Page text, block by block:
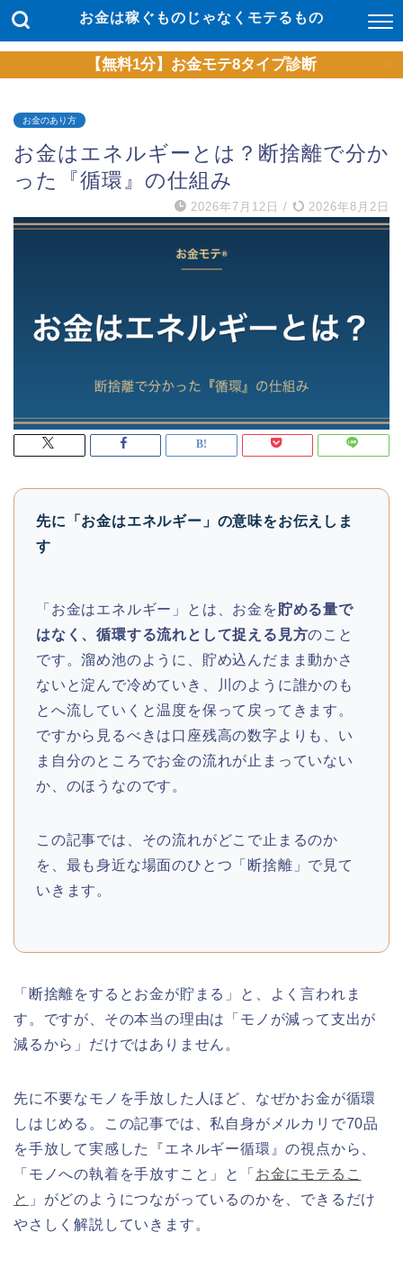
お金は稼ぐものじゃなくモテるもの
【無料1分】お金モテ8タイプ診断
お金のあり方
お金はエネルギーとは？断捨離で分か
った『循環』の仕組み
2026年7月12日 / 2026年8月2日
先に「お金はエネルギー」の意味をお伝えしま
す
「お金はエネルギー」とは、お金を貯める量で
はなく、循環する流れとして捉える見方のこと
です。溜め池のように、貯め込んだまま動かさ
ないと淀んで冷めていき、川のように誰かのも
とへ流していくと温度を保って戻ってきます。
ですから見るべきは口座残高の数字よりも、い
ま自分のところでお金の流れが止まっていない
か、のほうなのです。
この記事では、その流れがどこで止まるのか
を、最も身近な場面のひとつ「断捨離」で見て
いきます。
「断捨離をするとお金が貯まる」と、よく言われま
す。ですが、その本当の理由は「モノが減って支出が
減るから」だけではありません。
先に不要なモノを手放した人ほど、なぜかお金が循環
しはじめる。この記事では、私自身がメルカリで70品
を手放して実感した『エネルギー循環』の視点から、
「モノへの執着を手放すこと」と「 お金にモテるこ
と 」がどのようにつながっているのかを、できるだけ
やさしく解説していきます。